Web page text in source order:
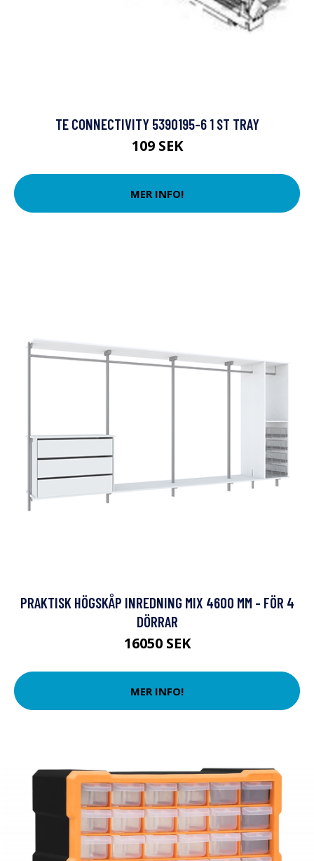
TE CONNECTIVITY 5390195-6 1 ST TRAY
109 SEK
MER INFO!
PRAKTISK HÖGSKÅP INREDNING MIX 4600 MM - FÖR 4
DÖRRAR
16050 SEK
MER INFO!